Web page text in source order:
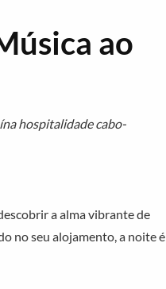
ao
hospitalidade cabo-
a alma vibrante de
no seu alojamento, a noite é